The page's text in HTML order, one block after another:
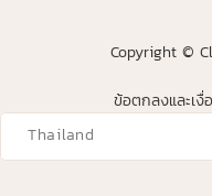
Copyright ©
ข้อตกลงและเงื่
Navigates to
Thailand